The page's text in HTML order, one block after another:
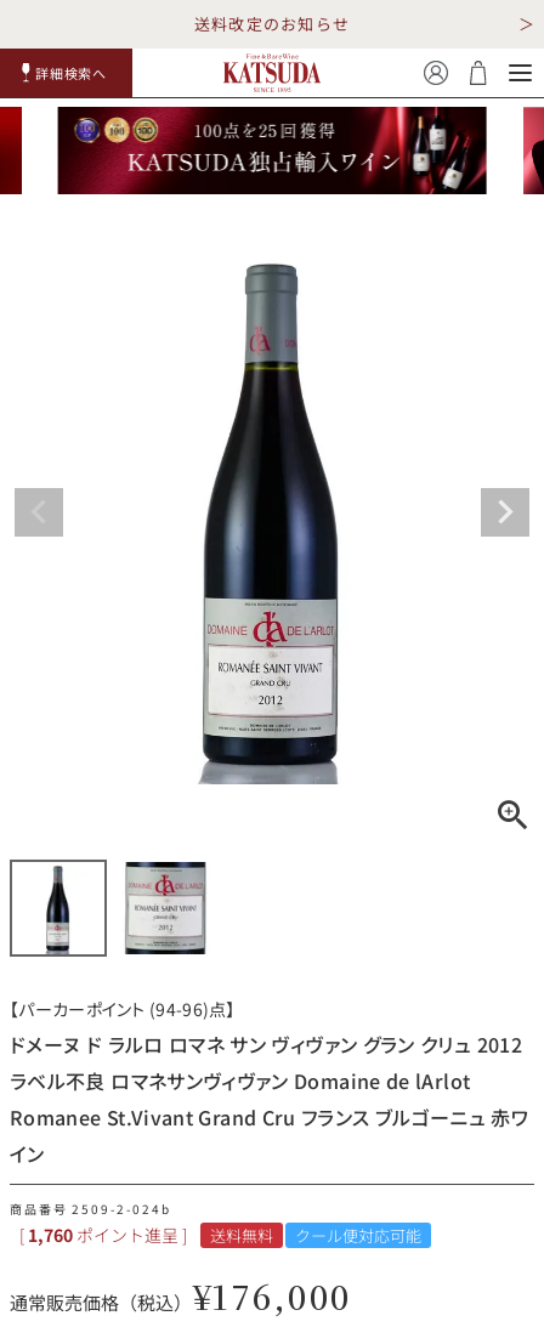
送料改定のお知らせ
詳細検索へ
白ワイ
ン ング ン
RP100
点
詳細検索する
勝田商店について
ギフトラッピング
DRC
ボルドー
ローヌ
アメリカ
その他
チリ その他国
赤ワイン
スパークリング
〜9,999円
40,000円〜79,999円
500,000円〜
お得な情報を受け取る
お問い合わせ
【パーカーポイント (94-96)点】
ドメーヌ ド ラルロ ロマネ サン ヴィヴァン グラン クリュ 2012
ラベル不良 ロマネサンヴィヴァン Domaine de lArlot
Romanee St.Vivant Grand Cru フランス ブルゴーニュ 赤ワ
イン
商品番号 2509-2-024b
[ 1,760 ポイント進呈 ] 送料無料 クール便対応可能
通常販売価格（税込） ¥176,000